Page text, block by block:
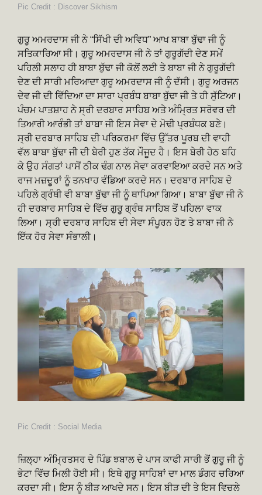
Pic Credit : Discover Sikhism
ਗੁਰੂ ਅਮਰਦਾਸ ਜੀ ਨੇ “ਸਿੱਖੀ ਦੀ ਅਵਿਧ” ਆਖ ਬਾਬਾ ਬੁੱਢਾ ਜੀ ਨੂੰ
ਸਤਿਕਾਰਿਆ ਸੀ। ਗੁਰੂ ਅਮਰਦਾਸ ਜੀ ਨੇ ਤਾਂ ਗੁਰੂਗੱਦੀ ਦੇਣ ਸਮੇਂ
ਪਹਿਲੀ ਸਲਾਹ ਹੀ ਬਾਬਾ ਬੁੱਢਾ ਜੀ ਕੋਲੋਂ ਲਈ ਤੇ ਬਾਬਾ ਜੀ ਨੇ ਗੁਰੂਗੱਦੀ
ਦੇਣ ਦੀ ਸਾਰੀ ਮਰਿਆਦਾ ਗੁਰੂ ਅਮਰਦਾਸ ਜੀ ਨੂੰ ਦੱਸੀ। ਗੁਰੂ ਅਰਜਨ
ਦੇਵ ਜੀ ਦੀ ਵਿੱਦਿਆ ਦਾ ਸਾਰਾ ਪ੍ਰਬੰਧ ਬਾਬਾ ਬੁੱਢਾ ਜੀ ਤੇ ਹੀ ਸੁੱਟਿਆ।
ਪੰਚਮ ਪਾਤਸ਼ਾਹ ਨੇ ਸ੍ਰੀ ਦਰਬਾਰ ਸਾਹਿਬ ਅਤੇ ਅੰਮ੍ਰਿਤ ਸਰੋਵਰ ਦੀ
ਤਿਆਰੀ ਆਰੰਭੀ ਤਾਂ ਬਾਬਾ ਜੀ ਇਸ ਸੇਵਾ ਦੇ ਮੋਢੀ ਪ੍ਰਬੰਧਕ ਬਣੇ।
ਸ੍ਰੀ ਦਰਬਾਰ ਸਾਹਿਬ ਦੀ ਪਰਿਕਰਮਾ ਵਿੱਚ ਉੱਤਰ ਪੂਰਬ ਦੀ ਵਾਹੀ
ਵੱਲ ਬਾਬਾ ਬੁੱਢਾ ਜੀ ਦੀ ਬੇਰੀ ਹੁਣ ਤੱਕ ਮੌਜੂਦ ਹੈ। ਇਸ ਬੇਰੀ ਹੇਠ ਬਹਿ
ਕੇ ਉਹ ਸੰਗਤਾਂ ਪਾਸੋਂ ਠੀਕ ਢੰਗ ਨਾਲ ਸੇਵਾ ਕਰਵਾਇਆ ਕਰਦੇ ਸਨ ਅਤੇ
ਰਾਜ ਮਜ਼ਦੂਰਾਂ ਨੂੰ ਤਨਖਾਹ ਵੰਡਿਆ ਕਰਦੇ ਸਨ। ਦਰਬਾਰ ਸਾਹਿਬ ਦੇ
ਪਹਿਲੇ ਗ੍ਰੰਥੀ ਵੀ ਬਾਬਾ ਬੁੱਢਾ ਜੀ ਨੂੰ ਥਾਪਿਆ ਗਿਆ। ਬਾਬਾ ਬੁੱਢਾ ਜੀ ਨੇ
ਹੀ ਦਰਬਾਰ ਸਾਹਿਬ ਦੇ ਵਿੱਚ ਗੁਰੂ ਗ੍ਰੰਥ ਸਾਹਿਬ ਤੋਂ ਪਹਿਲਾ ਵਾਕ
ਲਿਆ। ਸ੍ਰੀ ਦਰਬਾਰ ਸਾਹਿਬ ਦੀ ਸੇਵਾ ਸੰਪੂਰਨ ਹੋਣ ਤੇ ਬਾਬਾ ਜੀ ਨੇ
ਇੱਕ ਹੋਰ ਸੇਵਾ ਸੰਭਾਲੀ।
Pic Credit : Social Media
ਜ਼ਿਲ੍ਹਾ ਅੰਮ੍ਰਿਤਸਰ ਦੇ ਪਿੰਡ ਝਬਾਲ ਦੇ ਪਾਸ ਕਾਫੀ ਸਾਰੀ ਭੋਂ ਗੁਰੂ ਜੀ ਨੂੰ
ਭੇਟਾ ਵਿੱਚ ਮਿਲੀ ਹੋਈ ਸੀ। ਇਥੇ ਗੁਰੂ ਸਾਹਿਬਾਂ ਦਾ ਮਾਲ ਡੰਗਰ ਚਰਿਆ
ਕਰਦਾ ਸੀ। ਇਸ ਨੂੰ ਬੀੜ ਆਖਦੇ ਸਨ। ਇਸ ਬੀੜ ਦੀ ਤੇ ਇਸ ਵਿਚਲੇ